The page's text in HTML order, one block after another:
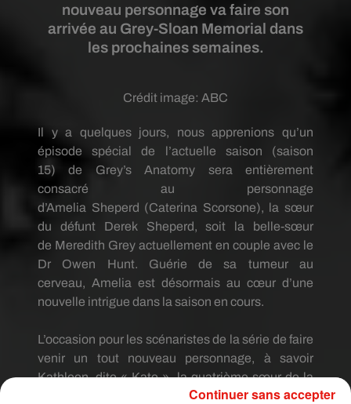
nouveau personnage va faire son
arrivée au Grey-Sloan Memorial dans
les prochaines semaines.
Crédit image: ABC
Il y a quelques jours, nous apprenions qu’un
épisode spécial de l’actuelle saison
(saison
15)
de Grey’s Anatomy sera
entièrement
consacré au personnage
d’Amelia Sheperd (Caterina Scorsone), la sœur
du défunt Derek
Sheperd, soit la belle-sœur
de Meredith Grey actuellement en couple avec le
Dr Owen Hunt.
Guérie de sa tumeur au
cerveau, Amelia est désormais au cœur d’une
nouvelle intrigue dans la saison en cours.
L’occasion pour les scénaristes de la série de faire
venir un tout nouveau personnage, à savoir
Kathleen, dite « Kate », la quatrième sœur de la
Sheperd, comme le rapporte le médiaTV
Continuer sans accepter